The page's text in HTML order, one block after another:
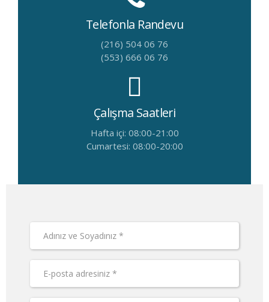
Telefonla Randevu
(216) 504 06 76
(553) 666 06 76
Çalışma Saatleri
Hafta içi: 08:00-21:00
Cumartesi: 08:00-20:00